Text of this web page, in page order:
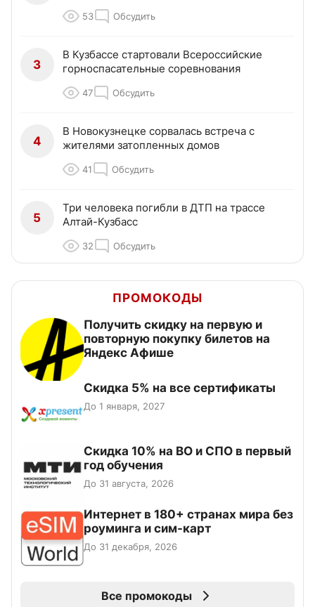
53 Обсудить
3
В Кузбассе стартовали Всероссийские
горноспасательные соревнования
47 Обсудить
4
В Новокузнецке сорвалась встреча с
жителями затопленных домов
41 Обсудить
5
Три человека погибли в ДТП на трассе
Алтай-Кузбасс
32 Обсудить
ПРОМОКОДЫ
Получить скидку на первую и
повторную покупку билетов на
Яндекс Афише
Скидка 5% на все сертификаты
До 1 января, 2027
Скидка 10% на ВО и СПО в первый
год обучения
До 31 августа, 2026
Интернет в 180+ странах мира без
роуминга и сим-карт
До 31 декабря, 2026
Все промокоды